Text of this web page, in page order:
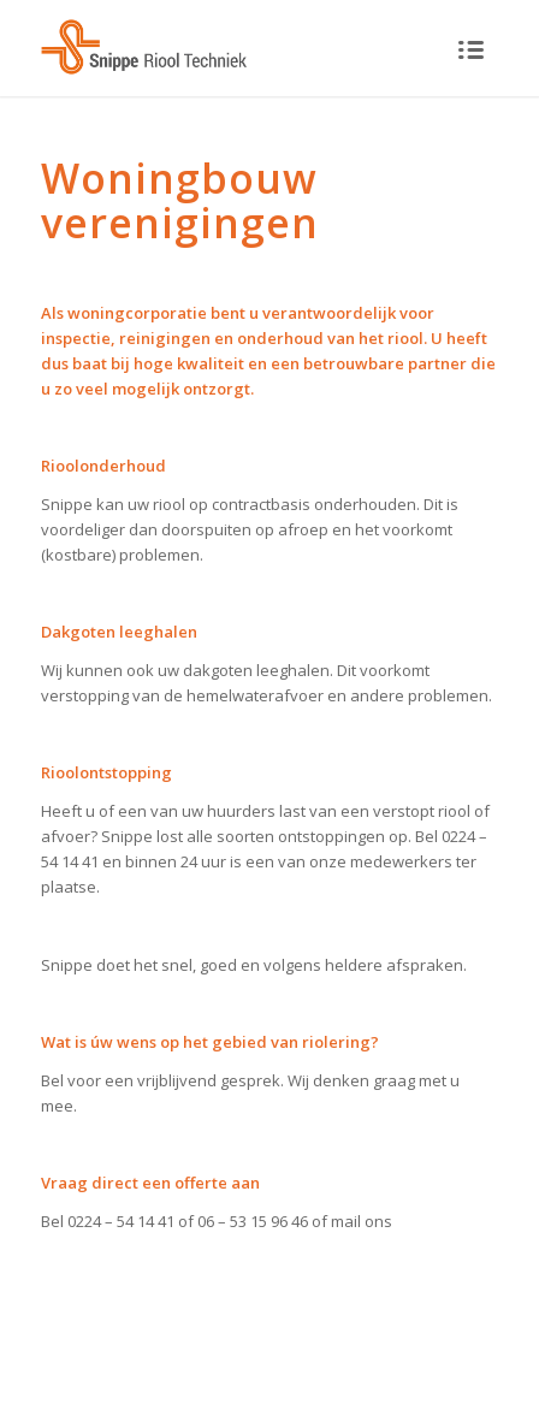
Woningbouw
verenigingen
Als woningcorporatie bent u verantwoordelijk voor
inspectie, reinigingen en onderhoud van het riool. U heeft
dus baat bij hoge kwaliteit en een betrouwbare partner die
u zo veel mogelijk ontzorgt.
Rioolonderhoud
Snippe kan uw riool op contractbasis onderhouden. Dit is
voordeliger dan doorspuiten op afroep en het voorkomt
(kostbare) problemen.
Dakgoten leeghalen
Wij kunnen ook uw dakgoten leeghalen. Dit voorkomt
verstopping van de hemelwaterafvoer en andere problemen.
Rioolontstopping
Heeft u of een van uw huurders last van een verstopt riool of
afvoer? Snippe lost alle soorten ontstoppingen op. Bel 0224 –
54 14 41 en binnen 24 uur is een van onze medewerkers ter
plaatse.
Snippe doet het snel, goed en volgens heldere afspraken.
Wat is úw wens op het gebied van riolering?
Bel voor een vrijblijvend gesprek. Wij denken graag met u
mee.
Vraag direct een offerte aan
Bel 0224 – 54 14 41 of 06 – 53 15 96 46 of mail ons